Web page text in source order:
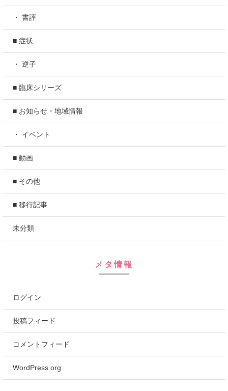
・ 書評
■ 症状
・ 逆子
■ 臨床シリーズ
■ お知らせ・地域情報
・ イベント
■ 動画
■ その他
■ 移行記事
未分類
メタ情報
ログイン
投稿フィード
コメントフィード
WordPress.org